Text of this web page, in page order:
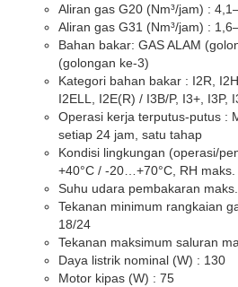
Aliran gas G20 (Nm³/jam) :
Aliran gas G31 (Nm³/jam) :
Bahan bakar: GAS ALAM
(golongan ke-3)
Kategori bahan bakar : I2R,
I2ELL, I2E(R) / I3B/P, I3+, I3P,
Operasi kerja terputus-putus :
setiap 24 jam, satu tahap
Kondisi lingkungan (operasi/
+40°C / -20…+70°C, RH maks.
Suhu udara pembakaran
Tekanan minimum rangkaian
18/24
Tekanan maksimum saluran
Daya listrik nominal (W) : 130
Motor kipas (W) : 75